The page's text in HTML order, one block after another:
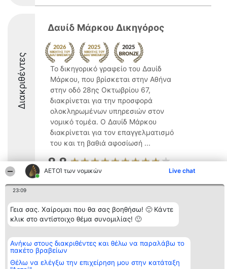
ΑΕΤΟΊ των νομικών Live chat
23:09
Γεια σας. Χαίρομαι που θα σας βοηθήσω! 🙂 Κάντε
κλικ στο αντίστοιχο θέμα συνομιλίας! 🙂
Ανήκω στους διακριθέντες και θέλω να παραλάβω το
πακέτο βραβείων
Θέλω να ελέγξω την επιχείρηση μου στην κατάταξη
Διακριθέντες
Δαυίδ Μάρκου Δικηγόρος
Το δικηγορικό γραφείο του Δαυίδ
Μάρκου, που βρίσκεται στην Αθήνα
στην οδό 28ης Οκτωβρίου 67,
διακρίνεται για την προσφορά
ολοκληρωμένων υπηρεσιών στον
νομικό τομέα. Ο Δαυίδ Μάρκου
διακρίνεται για τον επαγγελματισμό
του και τη βαθιά αφοσίωσή ...
8.8
κατάταξης
BEAUTIFUL COMPANY
Μονοπρόσωπη ΙΚΕ
ΤΗΛ. ΕΠΙΚΟΙΝΩΝΙΑΣ:
email:
aetoi@beautifulcompany.co
Λίστα όλων
των
διακριθέντων
Όροι &
ΑΠΟΡΡΗΤΟΥ
Επικοινωνία